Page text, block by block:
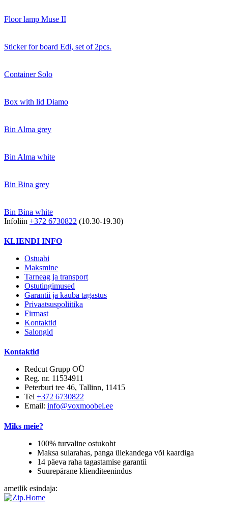
Floor lamp Muse II
Sticker for board Edi, set of 2pcs.
Container Solo
Box with lid Diamo
Bin Alma grey
Bin Alma white
Bin Bina grey
Bin Bina white
Infoliin +372 6730822 (10.30-19.30)
KLIENDI INFO
Ostuabi
Maksmine
Tarneag ja transport
Ostutingimused
Garantii ja kauba tagastus
Privaatsuspoliitika
Firmast
Kontaktid
Salongid
Kontaktid
Redcut Grupp OÜ
Reg. nr. 11534911
Peterburi tee 46, Tallinn, 11415
Tel +372 6730822
Email: info@voxmoobel.ee
Miks meie?
100% turvaline ostukoht
Maksa sularahas, panga ülekandega või kaardiga
14 päeva raha tagastamise garantii
Suurepärane klienditeenindus
ametlik esindaja: